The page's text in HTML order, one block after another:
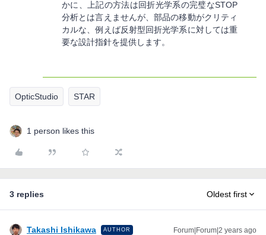
かに、上記の方法は回折光学系の完璧なSTOP
分析とは言えませんが、部品の移動がクリティ
カルな、例えば反射型回折光学系に対しては重
要な設計指針を提供します。
OpticStudio STAR
1 person likes this
3 replies Oldest first
Takashi Ishikawa AUTHOR Forum|Forum|2 years ago